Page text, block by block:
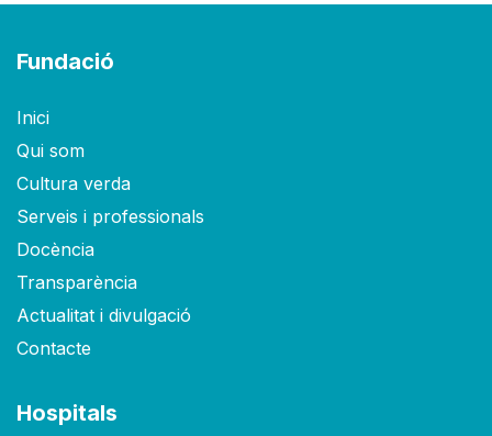
Fundació
Inici
Qui som
Cultura verda
Serveis i professionals
Docència
Transparència
Actualitat i divulgació
Contacte
Hospitals